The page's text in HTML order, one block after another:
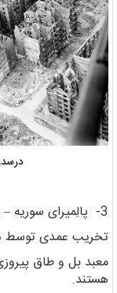
درسدن
3- پالِمیرای سوریه – ۲۰۱۵
تخریب عمدی
معبد بل و طاق
هستند.